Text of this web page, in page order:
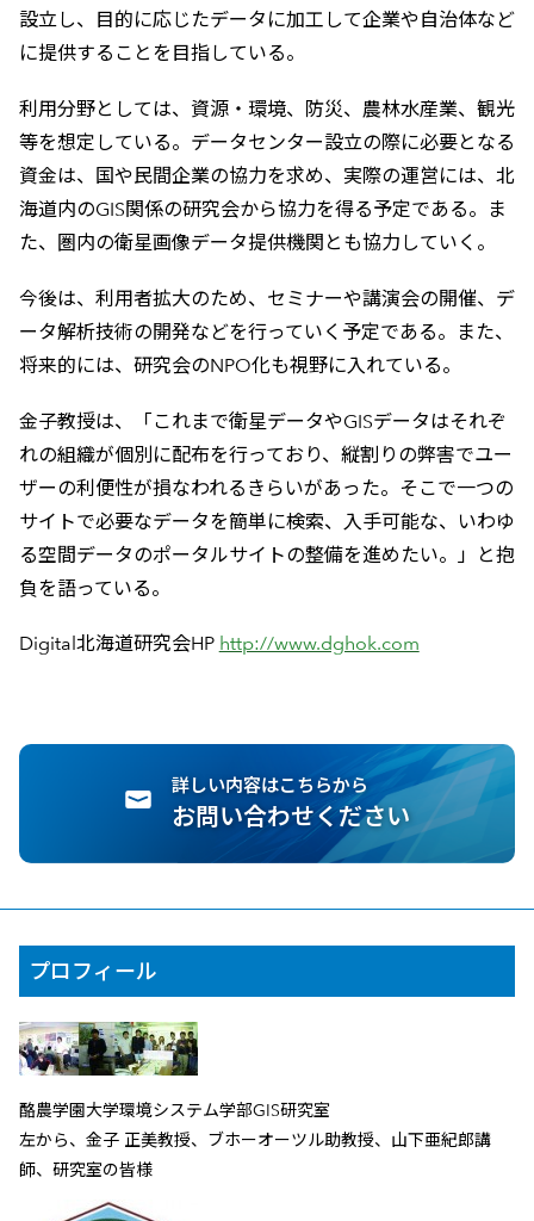
設立し、目的に応じたデータに加工して企業や自治体など
に提供することを目指している。
利用分野としては、資源・環境、防災、農林水産業、観光
等を想定している。データセンター設立の際に必要となる
資金は、国や民間企業の協力を求め、実際の運営には、北
海道内のGIS関係の研究会から協力を得る予定である。ま
た、圏内の衛星画像データ提供機関とも協力していく。
今後は、利用者拡大のため、セミナーや講演会の開催、デ
ータ解析技術の開発などを行っていく予定である。また、
将来的には、研究会のNPO化も視野に入れている。
金子教授は、「これまで衛星データやGISデータはそれぞ
れの組織が個別に配布を行っており、縦割りの弊害でユー
ザーの利便性が損なわれるきらいがあった。そこで一つの
サイトで必要なデータを簡単に検索、入手可能な、いわゆ
る空間データのポータルサイトの整備を進めたい。」と抱
負を語っている。
Digital北海道研究会HP http://www.dghok.com
詳しい内容はこちらから
お問い合わせください
プロフィール
酪農学園大学環境システム学部GIS研究室
左から、金子 正美教授、ブホーオーツル助教授、山下亜紀郎講
師、研究室の皆様